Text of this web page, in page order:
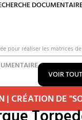
pour réaliser les matrices
VOIR
| CRÉATION DE